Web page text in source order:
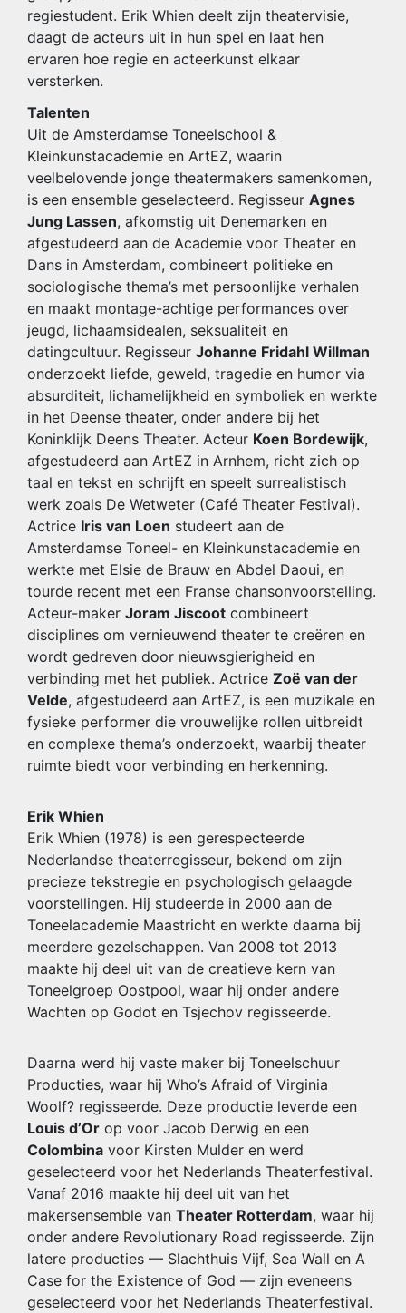
regiestudent. Erik Whien deelt zijn theatervisie,
daagt de acteurs uit in hun spel en laat hen
ervaren hoe regie en acteerkunst elkaar
versterken.
Talenten
Uit de Amsterdamse Toneelschool &
Kleinkunstacademie en ArtEZ, waarin
veelbelovende jonge theatermakers samenkomen,
is een ensemble geselecteerd. Regisseur Agnes
Jung Lassen, afkomstig uit Denemarken en
afgestudeerd aan de Academie voor Theater en
Dans in Amsterdam, combineert politieke en
sociologische thema’s met persoonlijke verhalen
en maakt montage-achtige performances over
jeugd, lichaamsidealen, seksualiteit en
datingcultuur. Regisseur Johanne Fridahl Willman
onderzoekt liefde, geweld, tragedie en humor via
absurditeit, lichamelijkheid en symboliek en werkte
in het Deense theater, onder andere bij het
Koninklijk Deens Theater. Acteur Koen Bordewijk,
afgestudeerd aan ArtEZ in Arnhem, richt zich op
taal en tekst en schrijft en speelt surrealistisch
werk zoals De Wetweter (Café Theater Festival).
Actrice Iris van Loen studeert aan de
Amsterdamse Toneel- en Kleinkunstacademie en
werkte met Elsie de Brauw en Abdel Daoui, en
tourde recent met een Franse chansonvoorstelling.
Acteur-maker Joram Jiscoot combineert
disciplines om vernieuwend theater te creëren en
wordt gedreven door nieuwsgierigheid en
verbinding met het publiek. Actrice Zoë van der
Velde, afgestudeerd aan ArtEZ, is een muzikale en
fysieke performer die vrouwelijke rollen uitbreidt
en complexe thema’s onderzoekt, waarbij theater
ruimte biedt voor verbinding en herkenning.
Erik Whien
Erik Whien (1978) is een gerespecteerde
Nederlandse theaterregisseur, bekend om zijn
precieze tekstregie en psychologisch gelaagde
voorstellingen. Hij studeerde in 2000 aan de
Toneelacademie Maastricht en werkte daarna bij
meerdere gezelschappen. Van 2008 tot 2013
maakte hij deel uit van de creatieve kern van
Toneelgroep Oostpool, waar hij onder andere
Wachten op Godot en Tsjechov regisseerde.
Daarna werd hij vaste maker bij Toneelschuur
Producties, waar hij Who’s Afraid of Virginia
Woolf? regisseerde. Deze productie leverde een
Louis d’Or op voor Jacob Derwig en een
Colombina voor Kirsten Mulder en werd
geselecteerd voor het Nederlands Theaterfestival.
Vanaf 2016 maakte hij deel uit van het
makersensemble van Theater Rotterdam, waar hij
onder andere Revolutionary Road regisseerde. Zijn
latere producties — Slachthuis Vijf, Sea Wall en A
Case for the Existence of God — zijn eveneens
geselecteerd voor het Nederlands Theaterfestival.